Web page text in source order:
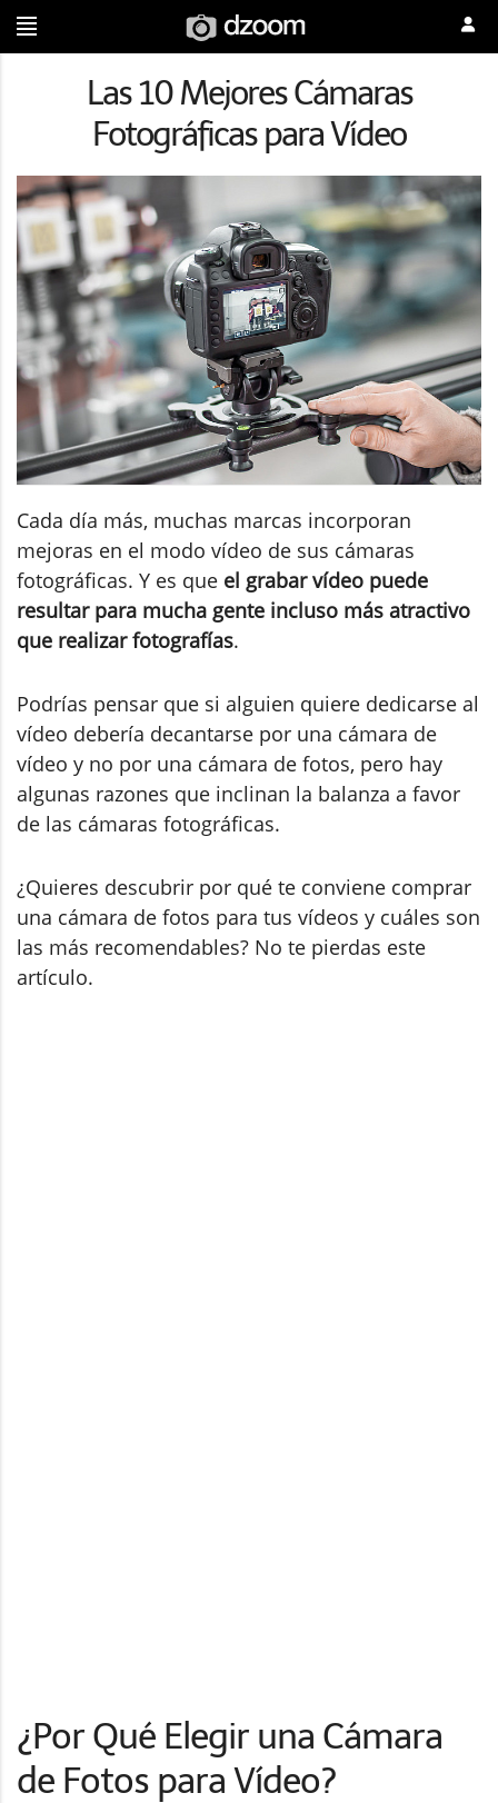
Las 10 Mejores Cámaras
Fotográficas para Vídeo
Cada día más, muchas marcas incorporan
mejoras en el modo vídeo de sus cámaras
fotográficas. Y es que el grabar vídeo puede
resultar para mucha gente incluso más atractivo
que realizar fotografías.
Podrías pensar que si alguien quiere dedicarse al
vídeo debería decantarse por una cámara de
vídeo y no por una cámara de fotos, pero hay
algunas razones que inclinan la balanza a favor
de las cámaras fotográficas.
¿Quieres descubrir por qué te conviene comprar
una cámara de fotos para tus vídeos y cuáles son
las más recomendables? No te pierdas este
artículo.
¿Por Qué Elegir una Cámara
de Fotos para Vídeo?